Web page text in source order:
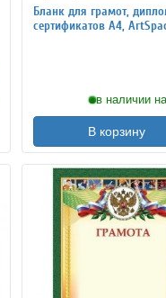
Бланк для грамот,
сертификатов A4,
в наличии
В корзину